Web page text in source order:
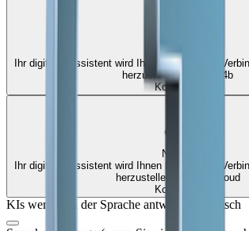
Elisa
Ihr digitaler Assistent wird Ihnen helfen, eine
herzustellen qwen3.5:4b
Kostenlos
Nakree
Ihr digitaler Assistent wird Ihnen helfen, eine
herzustellen qwen3.5:cloud
Kostenlos
KIs werden in der Sprache antworten, Deutsch